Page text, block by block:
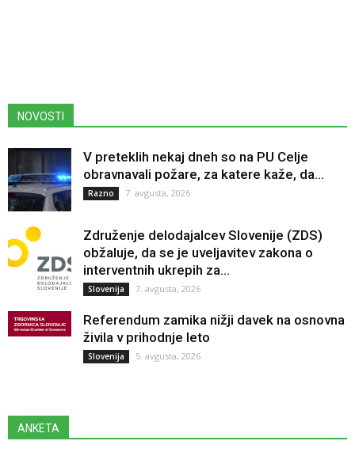
NOVOSTI
V preteklih nekaj dneh so na PU Celje
obravnavali požare, za katere kaže, da...
Razno 7. avgusta, 2026
Združenje delodajalcev Slovenije (ZDS)
obžaluje, da se je uveljavitev zakona o
interventnih ukrepih za...
Slovenija 7. avgusta, 2026
Referendum zamika nižji davek na osnovna
živila v prihodnje leto
Slovenija 5. avgusta, 2026
ANKETA